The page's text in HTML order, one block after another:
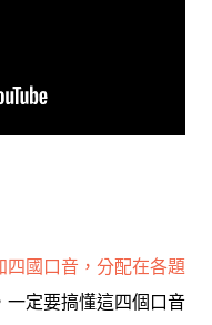
四國口音，分配在各題
一定要搞懂這四個口音